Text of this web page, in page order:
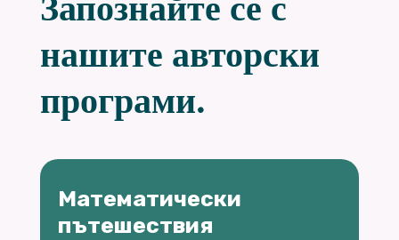
нашите авторски
програми.
Математически
пътешествия